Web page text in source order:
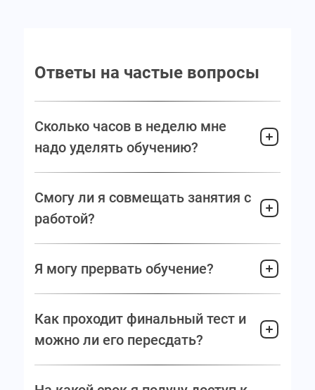
Ответы на частые вопросы
Сколько часов в неделю мне
надо уделять обучению?
Смогу ли я совмещать занятия с
работой?
Я могу прервать обучение?
Как проходит финальный тест и
можно ли его пересдать?